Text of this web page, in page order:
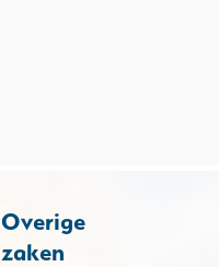
Overige
zaken